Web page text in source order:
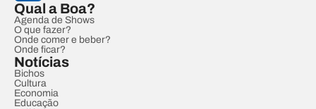
Qual a Boa?
Agenda de Shows
O que fazer?
Onde comer e beber?
Onde ficar?
Notícias
Bichos
Cultura
Economia
Educação